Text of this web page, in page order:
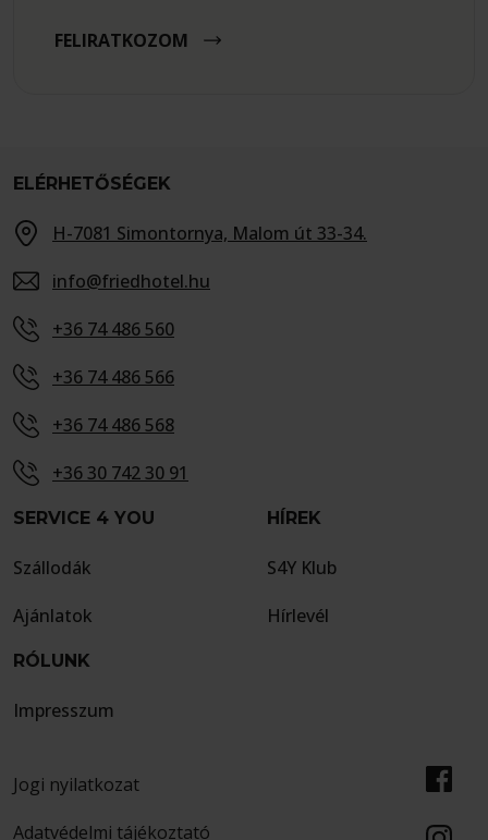
FELIRATKOZOM
ELÉRHETŐSÉGEK
H-7081 Simontornya, Malom út 33-34.
info@friedhotel.hu
+36 74 486 560
+36 74 486 566
+36 74 486 568
+36 30 742 30 91
SERVICE 4 YOU
Szállodák
Ajánlatok
HÍREK
S4Y Klub
Hírlevél
RÓLUNK
Impresszum
Jogi nyilatkozat
Adatvédelmi tájékoztató